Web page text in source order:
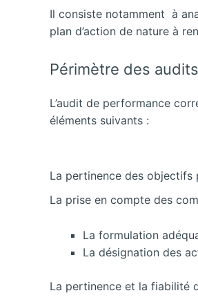
Il consiste notamment à
plan d’action de nature à
Périmètre des
L’audit de performance
éléments suivants :
La pertinence des objectifs
La prise en compte des
La formulation
La désignation des
La pertinence et la fiabilité